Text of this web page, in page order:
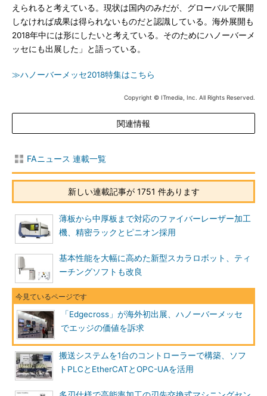
えられると考えている。現状は国内のみだが、グローバルで展開
しなければ成果は得られないものだと認識している。海外展開も
2018年中には形にしたいと考えている。そのためにハノーバーメ
ッセにも出展した」と語っている。
≫ハノーバーメッセ2018特集はこちら
Copyright © ITmedia, Inc. All Rights Reserved.
関連情報
FAニュース 連載一覧
新しい連載記事が 1751 件あります
薄板から中厚板まで対応のファイバーレーザー加工
機、精密ラックとピニオン採用
基本性能を大幅に高めた新型スカラロボット、ティ
ーチングソフトも改良
「Edgecross」が海外初出展、ハノーバーメッセ
でエッジの価値を訴求
搬送システムを1台のコントローラーで構築、ソフ
トPLCとEtherCATとOPC-UAを活用